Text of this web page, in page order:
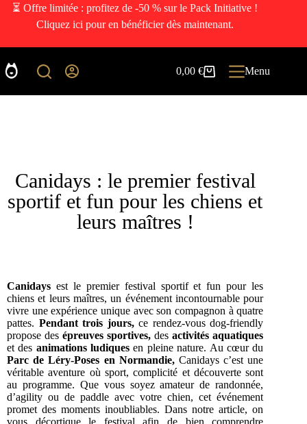
⏳ Offre limitée : profitez de -50 % sur le Pack Initiative !
Cliquez ici pour en bénéficier dès maintenant.
0,00€ Menu
Canidays : le premier festival
sportif et fun pour les chiens et
leurs maîtres !
Canidays est le premier festival sportif et fun pour les
chiens et leurs maîtres, un événement incontournable pour
vivre une expérience unique avec son compagnon à quatre
pattes. Pendant trois jours,ce rendez-vous dog-friendly
propose desépreuves sportives, desactivités aquatiques
et des animations ludiques en pleine nature. Au cœur du
Parc de Léry-Poses en Normandie,Canidays c’est une
véritable aventure où sport, complicité et découverte sont
au programme. Que vous soyez amateur de randonnée,
d’agility ou de paddle avec votre chien, cet événement
promet des moments inoubliables. Dans notre article, on
vous décortique le festival afin de bien comprendre